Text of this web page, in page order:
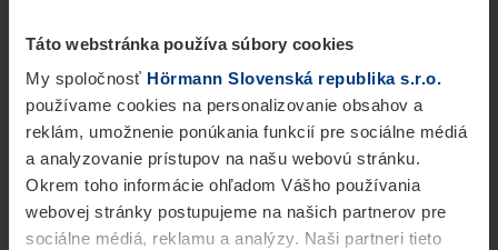
Táto webstránka používa súbory cookies
My spoločnosť Hörmann Slovenská republika s.r.o.
používame cookies na personalizovanie obsahov a
reklám, umožnenie ponúkania funkcií pre sociálne médiá
a analyzovanie prístupov na našu webovú stránku.
Okrem toho informácie ohľadom Vášho používania
webovej stránky postupujeme na našich partnerov pre
sociálne médiá, reklamu a analýzy. Naši partneri tieto